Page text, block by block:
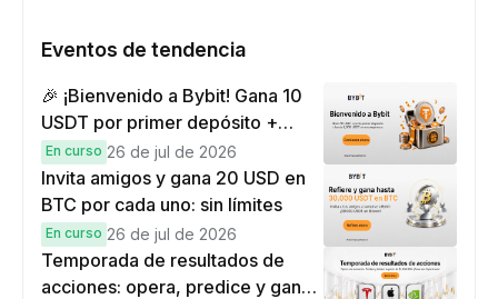
Eventos de tendencia
🎉 ¡Bienvenido a Bybit! Gana 10
USDT por primer depósito +
hasta 9,999 USDT en
recompensas
En curso 26 de jul de 2026
Invita amigos y gana 20 USD en
BTC por cada uno: sin límites
En curso 26 de jul de 2026
Temporada de resultados de
acciones: opera, predice y gana